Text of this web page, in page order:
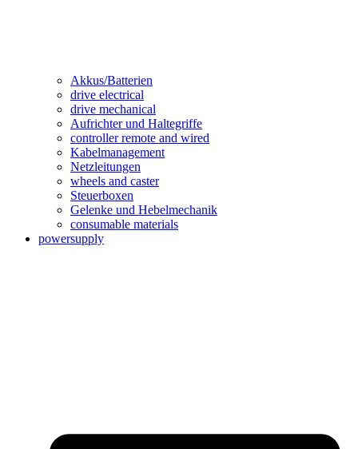
Akkus/Batterien
drive electrical
drive mechanical
Aufrichter und Haltegriffe
controller remote and wired
Kabelmanagement
Netzleitungen
wheels and caster
Steuerboxen
Gelenke und Hebelmechanik
consumable materials
powersupply